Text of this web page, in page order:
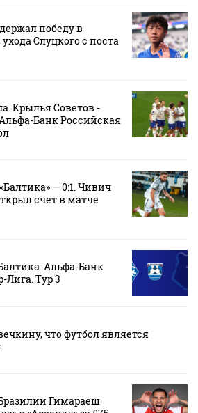
победу в
Слуцкого с поста
Крылья Советов -
Банк Российская
— 0:1. Чивич
счет в матче
Альфа-Банк
Лига. Тур 3
что футбол является
Гимараеш